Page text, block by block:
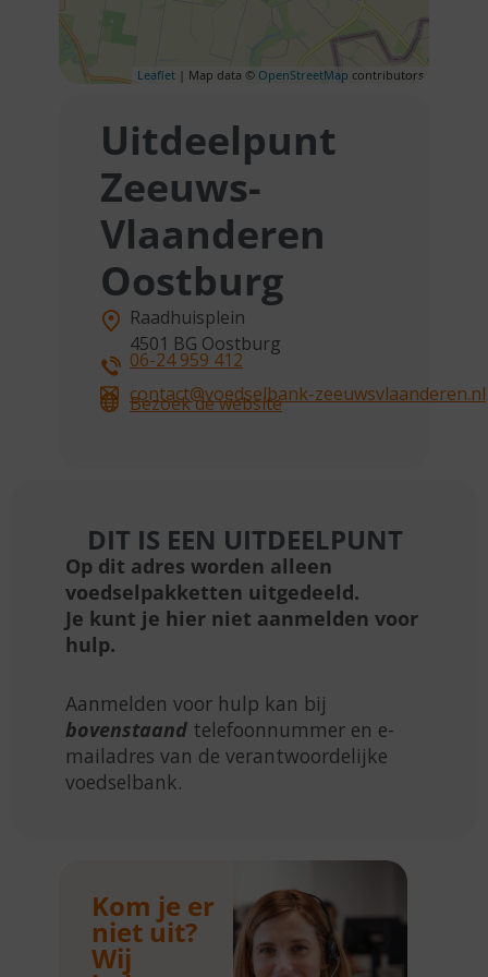
Leaflet | Map data © OpenStreetMap contributors
Uitdeelpunt
Zeeuws-
Vlaanderen
Oostburg
Raadhuisplein
4501 BG Oostburg
06-24 959 412
contact@voedselbank-zeeuwsvlaanderen.nl
Bezoek de website
DIT IS EEN UITDEELPUNT
Op dit adres worden alleen
voedselpakketten uitgedeeld.
Je kunt je hier niet aanmelden voor
hulp.
Aanmelden voor hulp kan bij
bovenstaand telefoonnummer en e-
mailadres van de verantwoordelijke
voedselbank.
Kom je er
niet uit?
Wij